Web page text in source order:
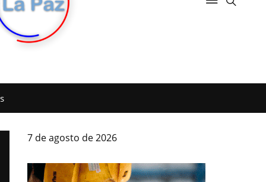
7 de agosto de 2026